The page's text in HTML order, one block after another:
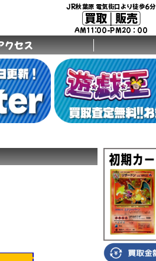
JR秋葉原 電気街口より徒歩6分
買取│販売
AM11:00-PM20：00
クセス